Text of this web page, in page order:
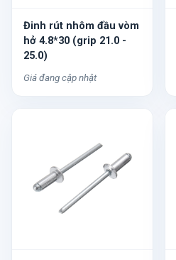
Đinh rút nhôm đầu vòm
hở 4.8*30 (grip 21.0 -
25.0)
Giá đang cập nhật